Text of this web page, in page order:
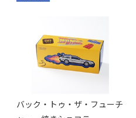
バック・トゥ・ザ・フューチ